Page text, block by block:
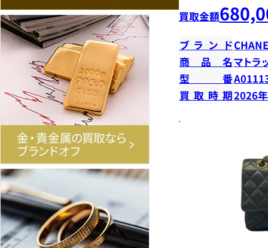
買取金額
ブランド
商品名マトラ
型番
買取時期2026